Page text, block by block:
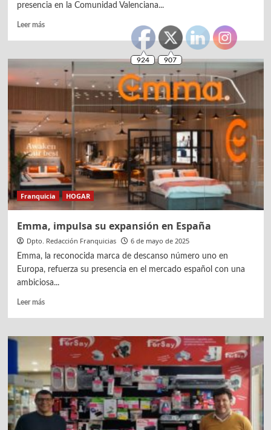
presencia en la Comunidad Valenciana...
Leer másLeer
Aquí
Reforma
expansión
la
Comunidad
Valenciana
Franquicia HOGAR
Emma, impulsa su expansión en España
Dpto. Redacción Franquicias 6 de mayo de 2025
Emma, la reconocida marca de descanso número uno en
Europa, refuerza su presencia en el mercado español con una
ambiciosa...
Leer másLeer
Emma,
impulsa
expansión
en
España